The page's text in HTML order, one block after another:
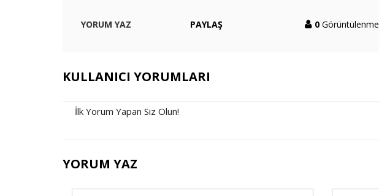
YORUM YAZ PAYLAŞ 0 Görüntülenme
KULLANICI YORUMLARI
İlk Yorum Yapan Siz Olun!
YORUM YAZ